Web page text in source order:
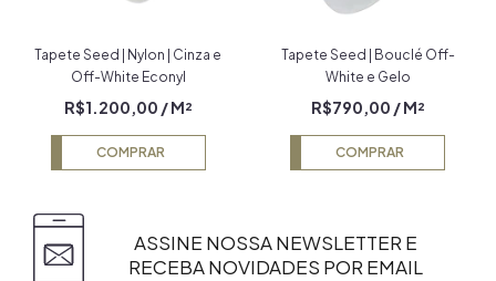
Tapete Seed | Nylon | Cinza e
Off-White Econyl
R$1.200,00 / M²
COMPRAR
Tapete Seed | Bouclé Off-
White e Gelo
R$790,00 / M²
COMPRAR
ASSINE NOSSA NEWSLETTER E
RECEBA NOVIDADES POR EMAIL